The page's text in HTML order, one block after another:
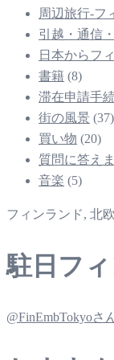
周辺旅行-フ
引越・通信
日本からフ
書籍 (8)
滞在申請手
街の風景 (37)
買い物 (20)
質問に答え
音楽 (5)
フィンランド, 北欧
駐日フ
@FinEmbTokyoさ